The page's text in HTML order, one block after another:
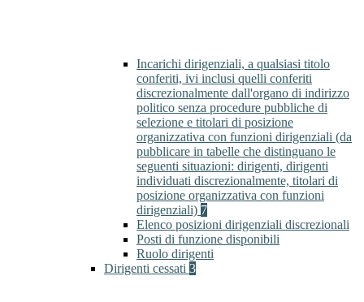
Incarichi dirigenziali, a qualsiasi titolo
conferiti, ivi inclusi quelli conferiti
discrezionalmente dall'organo di indirizzo
politico senza procedure pubbliche di
selezione e titolari di posizione
organizzativa con funzioni dirigenziali (da
pubblicare in tabelle che distinguano le
seguenti situazioni: dirigenti, dirigenti
individuati discrezionalmente, titolari di
posizione organizzativa con funzioni
dirigenziali) 7
Elenco posizioni dirigenziali discrezionali
Posti di funzione disponibili
Ruolo dirigenti
Dirigenti cessati 3